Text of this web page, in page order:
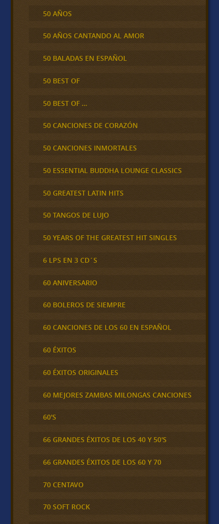
50 AÑOS
50 AÑOS CANTANDO AL AMOR
50 BALADAS EN ESPAÑOL
50 BEST OF
50 BEST OF …
50 CANCIONES DE CORAZÓN
50 CANCIONES INMORTALES
50 ESSENTIAL BUDDHA LOUNGE CLASSICS
50 GREATEST LATIN HITS
50 TANGOS DE LUJO
50 YEARS OF THE GREATEST HIT SINGLES
6 LPS EN 3 CD´S
60 ANIVERSARIO
60 BOLEROS DE SIEMPRE
60 CANCIONES DE LOS 60 EN ESPAÑOL
60 ÉXITOS
60 ÉXITOS ORIGINALES
60 MEJORES ZAMBAS MILONGAS CANCIONES
60'S
66 GRANDES ÉXITOS DE LOS 40 Y 50'S
66 GRANDES ÉXITOS DE LOS 60 Y 70
70 CENTAVO
70 SOFT ROCK